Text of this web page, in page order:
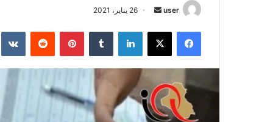
user
أرسل 26 يناير، 2021
فيسبوك ‫X لينكدإن بينتيريست